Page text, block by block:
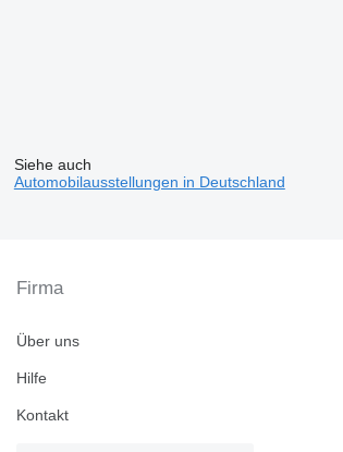
Siehe auch
Automobilausstellungen in Deutschland
Firma
Über uns
Hilfe
Kontakt